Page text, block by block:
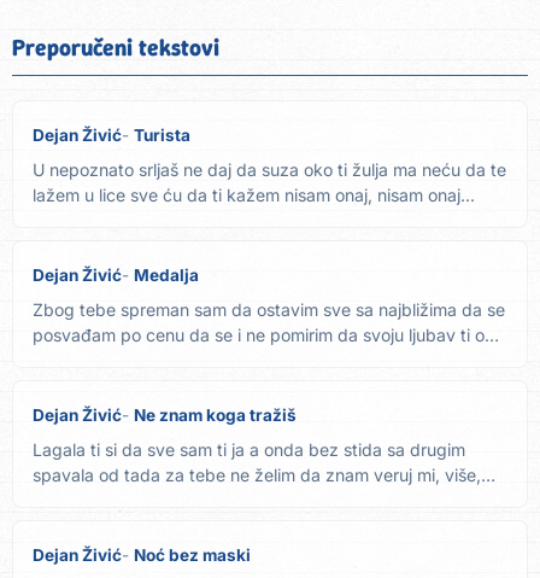
Preporučeni tekstovi
Dejan Živić Turista
U nepoznato srljaš ne daj da suza oko ti žulja ma neću da te
lažem u lice sve ću da ti kažem nisam onaj, nisam onaj...
Dejan Živić Medalja
Zbog tebe spreman sam da ostavim sve sa najbližima da se
posvađam po cenu da se i ne pomirim da svoju ljubav ti od
Dejan Živić Ne znam koga tražiš
Lagala ti si da sve sam ti ja a onda bez stida sa drugim
spavala od tada za tebe ne želim da znam veruj mi, više,
Dejan Živić Noć bez maski